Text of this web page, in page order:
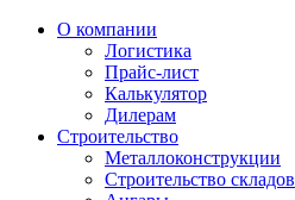
О компании
Логистика
Прайс-лист
Калькулятор
Дилерам
Строительство
Металлоконструкции
Строительство складов